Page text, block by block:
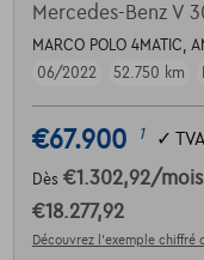
Mercedes-Benz V
MARCO POLO 4MATIC,
06/2022
52.750 km
€67.900 1 ✓
Dès €1.302,92/mois
€18.277,92
Découvrez l’exemple chiffré